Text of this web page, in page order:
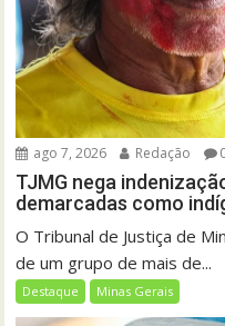
ago 7, 2026 Redação
TJMG nega
demarcadas como
O Tribunal de Justiça de
de um grupo de mais de...
Destaque Minas Gerais